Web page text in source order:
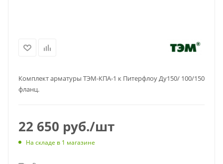
Комплект арматуры ТЭМ-КПА-1 к Питерфлоу Ду150/ 100/150
фланц.
22 650 руб./шт
На складе в 1 магазине